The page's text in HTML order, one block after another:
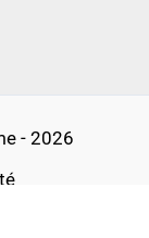
- 2026